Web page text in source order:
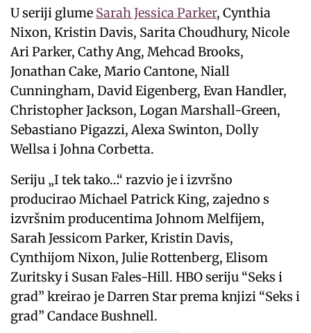
U seriji glume Sarah Jessica Parker, Cynthia
Nixon, Kristin Davis, Sarita Choudhury, Nicole
Ari Parker, Cathy Ang, Mehcad Brooks,
Jonathan Cake, Mario Cantone, Niall
Cunningham, David Eigenberg, Evan Handler,
Christopher Jackson, Logan Marshall-Green,
Sebastiano Pigazzi, Alexa Swinton, Dolly
Wellsa i Johna Corbetta.
Seriju „I tek tako…“ razvio je i izvršno
producirao Michael Patrick King, zajedno s
izvršnim producentima Johnom Melfijem,
Sarah Jessicom Parker, Kristin Davis,
Cynthijom Nixon, Julie Rottenberg, Elisom
Zuritsky i Susan Fales-Hill. HBO seriju “Seks i
grad” kreirao je Darren Star prema knjizi “Seks i
grad” Candace Bushnell.